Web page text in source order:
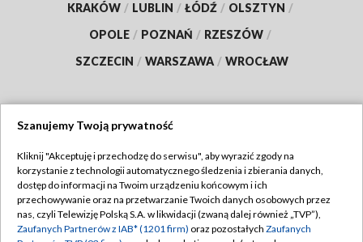
KRAKÓW / LUBLIN / ŁÓDŹ / OLSZTYN /
OPOLE / POZNAŃ / RZESZÓW /
SZCZECIN / WARSZAWA / WROCŁAW
TVP
Abonament TVP
Emisja w TVP
Regulamin TVP
Polityka prywatności
Szanujemy Twoją prywatność
Kliknij "Akceptuję i przechodzę do serwisu", aby wyrazić zgody na
korzystanie z technologii automatycznego śledzenia i zbierania danych,
dostęp do informacji na Twoim urządzeniu końcowym i ich
przechowywanie oraz na przetwarzanie Twoich danych osobowych przez
nas, czyli Telewizję Polską S.A. w likwidacji (zwaną dalej również „TVP”),
Zaufanych Partnerów z IAB* (1201 firm) oraz pozostałych Zaufanych